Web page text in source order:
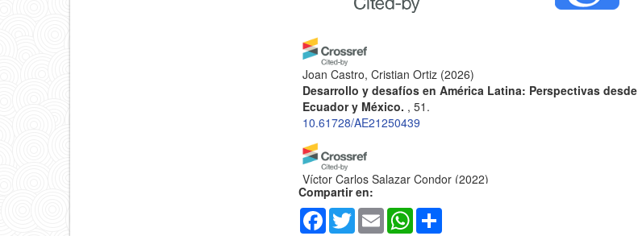
Joan Castro, Cristian Ortiz (2026)
Desarrollo y desafíos en América Latina: Perspectivas desde
Ecuador y México. , 51.
10.61728/AE21250439
Víctor Carlos Salazar Condor (2022)
Returns to university higher education in Peru.
International Humanities Review / Revista Internacional De
Humanidades, 11, 59.
Compartir en:
Facebook
Twitter Email WhatsApp